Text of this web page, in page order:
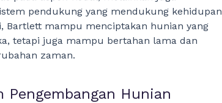
pendukung yang mendukung kehidupan
Bartlett mampu menciptakan hunian yang
tetapi juga mampu bertahan lama dan
zaman.
Pengembangan Hunian